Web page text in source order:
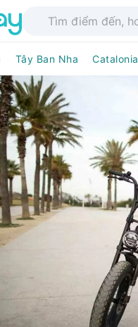
Tây Ban Nha Catalonia